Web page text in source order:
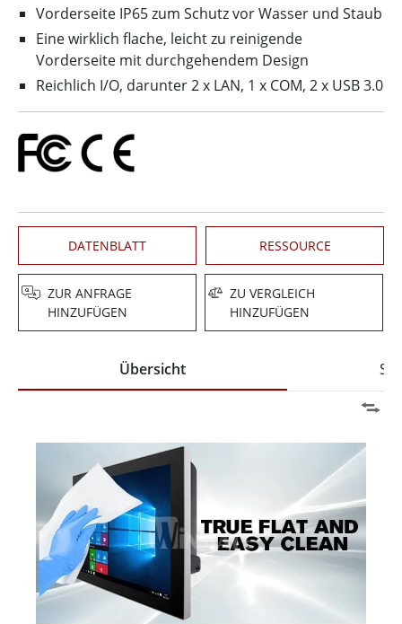
Vorderseite IP65 zum Schutz vor Wasser und Staub
Eine wirklich flache, leicht zu reinigende
Vorderseite mit durchgehendem Design
Reichlich I/O, darunter 2 x LAN, 1 x COM, 2 x USB 3.0
DATENBLATT RESSOURCE
ZUR ANFRAGE
HINZUFÜGEN
ZU VERGLEICH
HINZUFÜGEN
Übersicht